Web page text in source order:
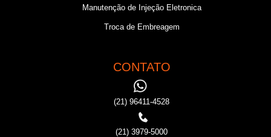
Manutenção de Injeção Eletronica
Troca de Embreagem
CONTATO
(21) 96411-4528
(21) 3979-5000